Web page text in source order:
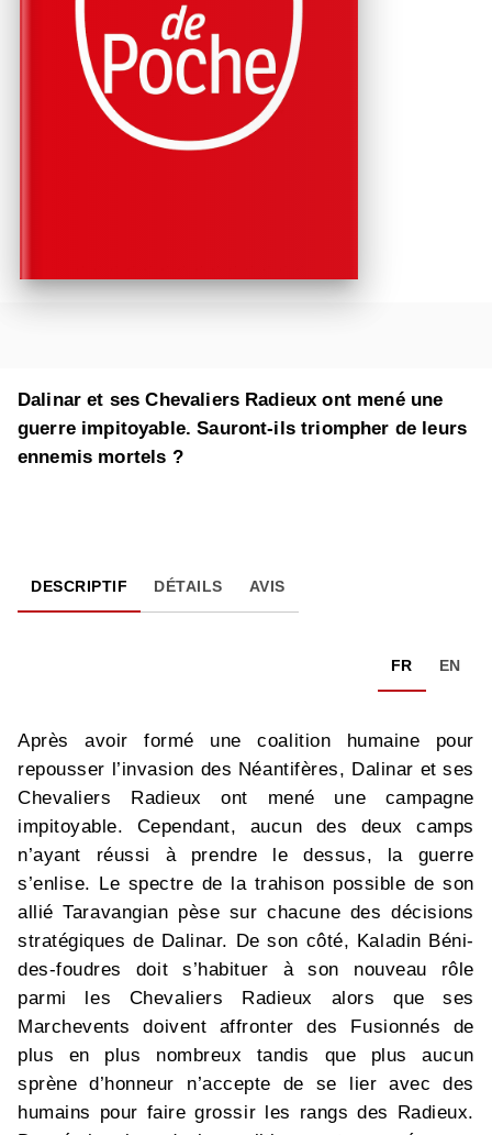
Dalinar et ses Chevaliers Radieux ont mené une
guerre impitoyable. Sauront-ils triompher de leurs
ennemis mortels ?
DESCRIPTIF DÉTAILS AVIS
FR EN
Après avoir formé une coalition humaine pour
repousser l’invasion des Néantifères, Dalinar et ses
Chevaliers Radieux ont mené une campagne
impitoyable. Cependant, aucun des deux camps
n’ayant réussi à prendre le dessus, la guerre
s’enlise. Le spectre de la trahison possible de son
allié Taravangian pèse sur chacune des décisions
stratégiques de Dalinar. De son côté, Kaladin Béni-
des-foudres doit s’habituer à son nouveau rôle
parmi les Chevaliers Radieux alors que ses
Marchevents doivent affronter des Fusionnés de
plus en plus nombreux tandis que plus aucun
sprène d’honneur n’accepte de se lier avec des
humains pour faire grossir les rangs des Radieux.